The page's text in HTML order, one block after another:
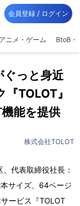
会員登録 / ログイン
アニメ・ゲーム BtoB・
ぐっと身近
TOLOT』
能を提供
株式会社TOLOT
代表取締役社長：
サイズ、64ページ
ービス『TOLOT